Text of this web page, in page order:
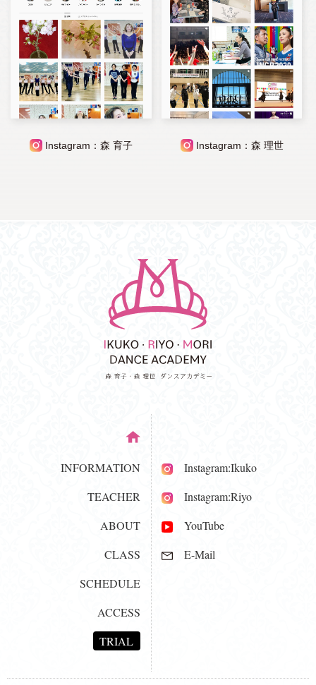
Instagram：森 育子 Instagram：森 理世
INFORMATION
TEACHER
ABOUT
CLASS
SCHEDULE
ACCESS
TRIAL
Instagram:Ikuko
Instagram:Riyo
YouTube
E-Mail